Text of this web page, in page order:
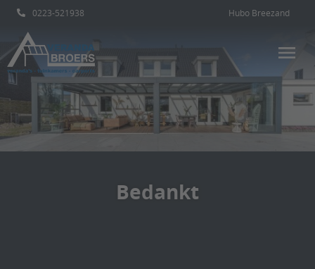
0223-521938 Hubo Breezand
Bedankt